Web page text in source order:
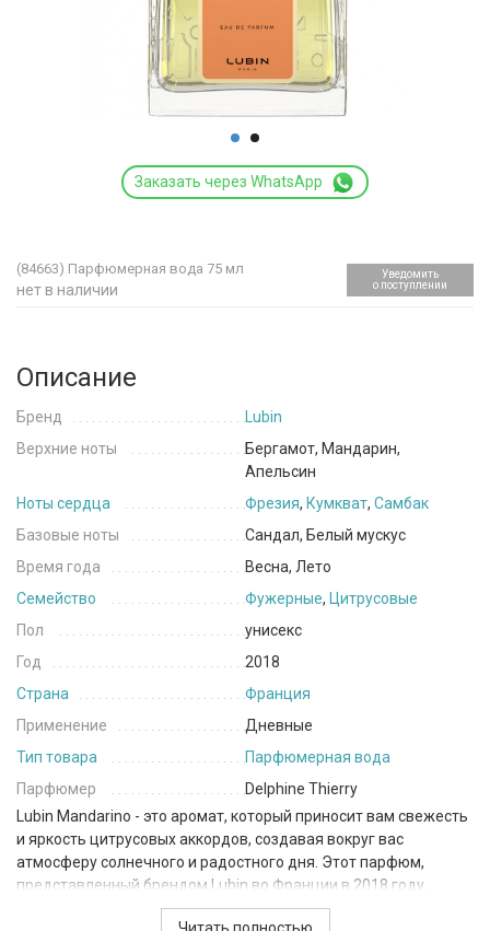
Заказать через WhatsApp
(84663) Парфюмерная вода 75 мл
нет в наличии
Уведомить
о поступлении
Описание
Бренд
Lubin
Верхние ноты
Бергамот, Мандарин,
Апельсин
Ноты сердца
Фрезия, Кумкват, Самбак
Базовые ноты
Сандал, Белый мускус
Время года
Весна, Лето
Семейство
Фужерные, Цитрусовые
Пол
унисекс
Год
2018
Страна
Франция
Применение
Дневные
Тип товара
Парфюмерная вода
Парфюмер
Delphine Thierry
Lubin Mandarino - это аромат, который приносит вам свежесть
и яркость цитрусовых аккордов, создавая вокруг вас
атмосферу солнечного и радостного дня. Этот парфюм,
представленный брендом Lubin во Франции в 2018 году,
приглашает вас окунуться в мир живых цветов и ярких